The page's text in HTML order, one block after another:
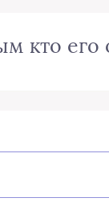
кто его